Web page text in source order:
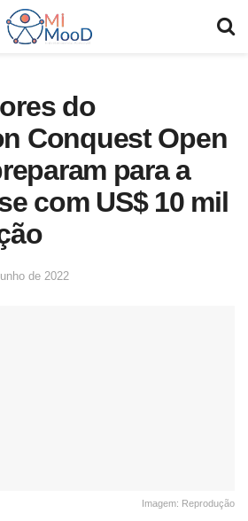
do
Conquest Open
para a
com US$ 10 mil
de 2022
Imagem: Reprodução